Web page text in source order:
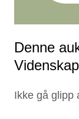
Denne
Ikke gå glipp